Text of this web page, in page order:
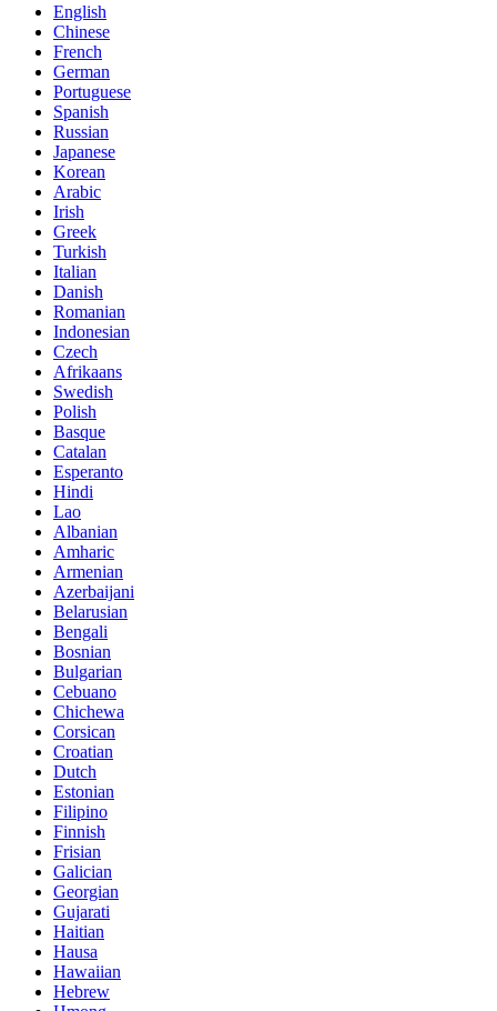
English
Chinese
French
German
Portuguese
Spanish
Russian
Japanese
Korean
Arabic
Irish
Greek
Turkish
Italian
Danish
Romanian
Indonesian
Czech
Afrikaans
Swedish
Polish
Basque
Catalan
Esperanto
Hindi
Lao
Albanian
Amharic
Armenian
Azerbaijani
Belarusian
Bengali
Bosnian
Bulgarian
Cebuano
Chichewa
Corsican
Croatian
Dutch
Estonian
Filipino
Finnish
Frisian
Galician
Georgian
Gujarati
Haitian
Hausa
Hawaiian
Hebrew